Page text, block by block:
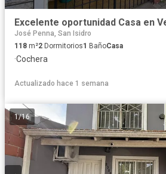
José Penna, San Isidro
118 m²2 Dormitorios1 BañoCasa
·Cochera
Actualizado hace 1 semana
1/16